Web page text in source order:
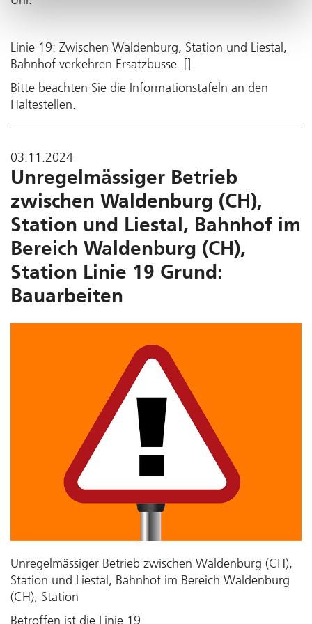
Linie 19: Zwischen Waldenburg, Station und Liestal,
Bahnhof verkehren Ersatzbusse. []
Bitte beachten Sie die Informationstafeln an den
Haltestellen.
03.11.2024
Unregelmässiger Betrieb
zwischen Waldenburg (CH),
Station und Liestal, Bahnhof im
Bereich Waldenburg (CH),
Station Linie 19 Grund:
Bauarbeiten
Unregelmässiger Betrieb zwischen Waldenburg (CH),
Station und Liestal, Bahnhof im Bereich Waldenburg
(CH), Station
Betroffen ist die Linie 19.